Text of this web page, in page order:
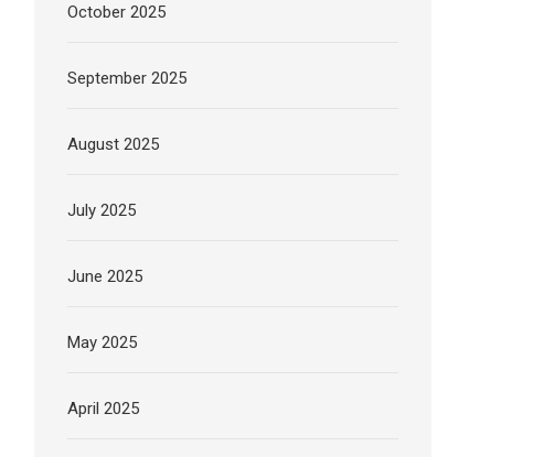
October 2025
September 2025
August 2025
July 2025
June 2025
May 2025
April 2025